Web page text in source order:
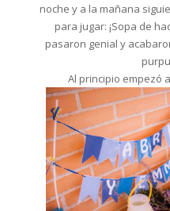
noche y a la mañana
para jugar: ¡Sopa de
pasaron genial y
Al principio empezó